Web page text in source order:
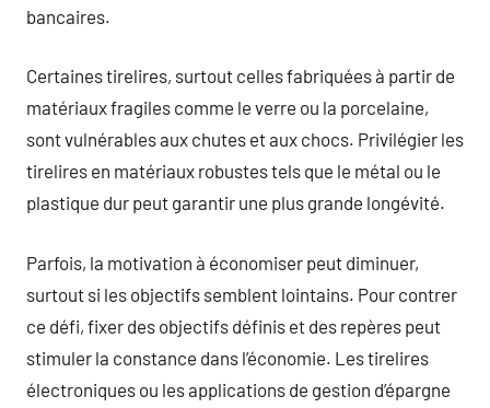
bancaires.
Certaines tirelires, surtout celles fabriquées à partir de
matériaux fragiles comme le verre ou la porcelaine,
sont vulnérables aux chutes et aux chocs. Privilégier les
tirelires en matériaux robustes tels que le métal ou le
plastique dur peut garantir une plus grande longévité.
Parfois, la motivation à économiser peut diminuer,
surtout si les objectifs semblent lointains. Pour contrer
ce défi, fixer des objectifs définis et des repères peut
stimuler la constance dans l’économie. Les tirelires
électroniques ou les applications de gestion d’épargne